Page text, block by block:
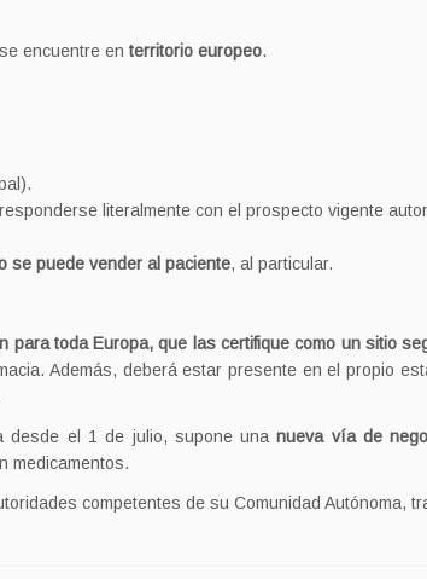
encuentre en territorio europeo.
literalmente con el prospecto vigente
se puede vender al paciente, al particular.
para toda Europa, que las certifique como un sitio
Además, deberá estar presente en el propio
desde el 1 de julio, supone unanueva vía de
medicamentos.
competentes de su Comunidad Autónoma,